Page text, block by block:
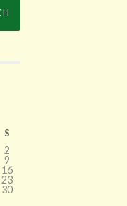
S
2
9
16
23
30